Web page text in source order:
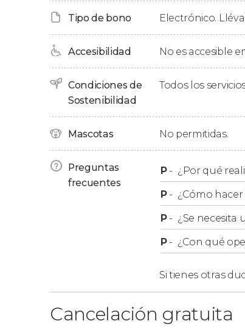
más famosa del parque. ¡Seguro que os
A lo largo de nuestra ruta, también
aunque no iremos hasta su cima,
¿Sabíais que es la tercera cumbre más
altitud!
comida tipo pícnic que hayáis traído
otros destacados paisajes de Ordesa y
Finalmente, volveremos al vehículo
encuentro en Huesca, donde
Tipo de bono Electrónico.
Accesibilidad No es accesible
Condiciones de
Sostenibilidad
Todos los
Mascotas No permitidas.
Preguntas
frecuentes
P- ¿Por qué
P- ¿Cómo hacer
P- ¿Se necesita
P- ¿Con qué
Si tienes otras
Cancelación gratuita